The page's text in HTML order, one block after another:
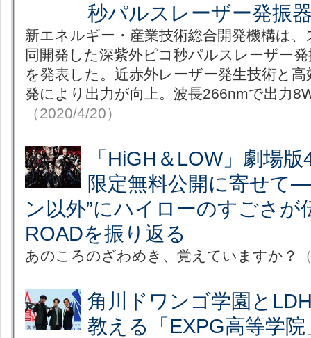
秒パルスレーザー発振
新エネルギー・産業技術総合開発機構は
同開発した深紫外ピコ秒パルスレーザー
を発表した。近赤外レーザー発生技術と
発により出力が向上。波長266nmで出力
（2020/4/20）
「HiGH＆LOW」劇場
限定無料公開に寄せて
ン以外”にハイローのすごさが
ROADを振り返る
あのころのざわめき、覚えていますか？
角川ドワンゴ学園と
教える「EXPG高等学